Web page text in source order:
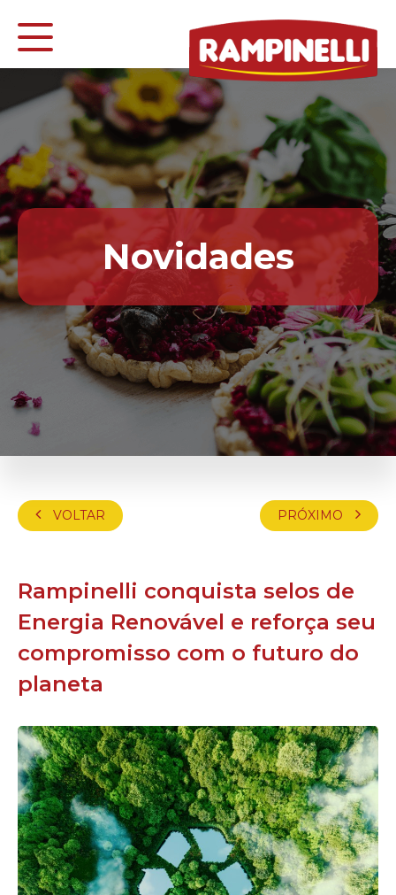
Novidades
VOLTAR PRÓXIMO
Rampinelli conquista selos de
Energia Renovável e reforça seu
compromisso com o futuro do
planeta